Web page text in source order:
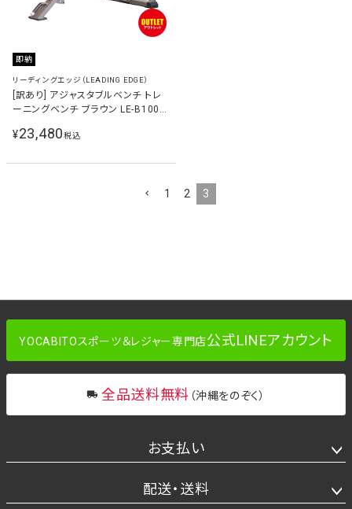
即納
リーディングエッジ（LEADING EDGE）
[訳あり] アジャスタブルベンチ トレ
ーニングベンチ ブラウン LE-B100R-
¥23,480税込
1 2 3
YOCABITOスポーツ＆レジャー専門店公式LINEアカウント
全品送料無料 （沖縄をのぞく）
お支払い
配送・送料